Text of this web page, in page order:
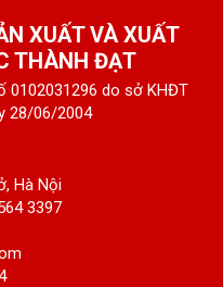
XUẤT VÀ XUẤT
THÀNH ĐẠT
0102031296 do sở KHĐT
28/06/2004
Hà Nội
3397